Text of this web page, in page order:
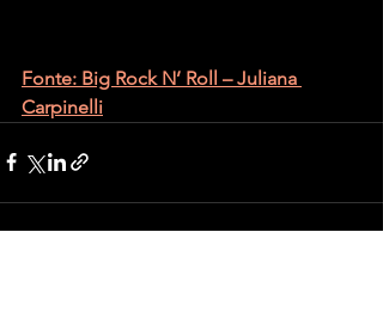
Fonte: Big Rock N’ Roll – Juliana
Carpinelli